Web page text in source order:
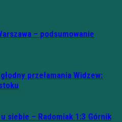
– podsumowanie
przełamania Widzew:
siebie – Radomiak 1:3 Górnik